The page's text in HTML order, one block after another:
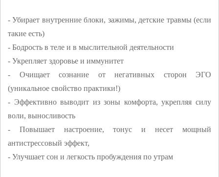
- Убирает внутренние блоки, зажимы, детские травмы (если
такие есть)
- Бодрость в теле и в мыслительной деятельности
- Укрепляет здоровье и иммунитет
- Очищает сознание от негативных сторон ЭГО
(уникальное свойство практики!)
- Эффективно выводит из зоны комфорта, укрепляя силу
воли, выносливость
- Повышает настроение, тонус и несет мощный
антистрессовый эффект,
- Улучшает сон и легкость пробуждения по утрам